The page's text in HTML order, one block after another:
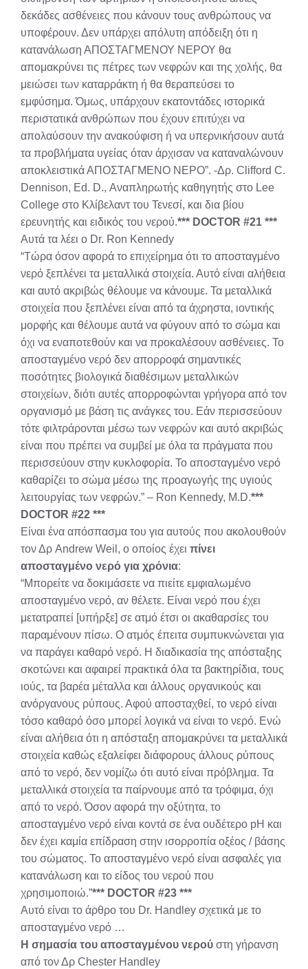
δεκάδες ασθένειες που κάνουν τους ανθρώπους να
υποφέρουν. Δεν υπάρχει απόλυτη απόδειξη ότι η
κατανάλωση ΑΠΟΣΤΑΓΜΕΝΟΥ ΝΕΡΟΥ θα
απομακρύνει τις πέτρες των νεφρών και της χολής, θα
μειώσει των καταρράκτη ή θα θεραπεύσει το
εμφύσημα. Όμως, υπάρχουν εκατοντάδες ιστορικά
περιστατικά ανθρώπων που έχουν επιτύχει να
απολαύσουν την ανακούφιση ή να υπερνικήσουν αυτά
τα προβλήματα υγείας όταν άρχισαν να καταναλώνουν
αποκλειστικά ΑΠΟΣΤΑΓΜΕΝΟ ΝΕΡΟ”. -Δρ. Clifford C.
Dennison, Ed. D., Αναπληρωτής καθηγητής στο Lee
College στο Κλίβελαντ του Τενεσί, και δια βίου
ερευνητής και ειδικός του νερού.*** DOCTOR #21 ***
Αυτά τα λέει ο Dr. Ron Kennedy
“Τώρα όσον αφορά το επιχείρημα ότι το αποσταγμένο
νερό ξεπλένει τα μεταλλικά στοιχεία. Αυτό είναι αλήθεια
και αυτό ακριβώς θέλουμε να κάνουμε. Τα μεταλλικά
στοιχεία που ξεπλένει είναι από τα άχρηστα, ιοντικής
μορφής και θέλουμε αυτά να φύγουν από το σώμα και
όχι να εναποτεθούν και να προκαλέσουν ασθένειες. Το
αποσταγμένο νερό δεν απορροφά σημαντικές
ποσότητες βιολογικά διαθέσιμων μεταλλικών
στοιχείων, διότι αυτές απορροφώνται γρήγορα από τον
οργανισμό με βάση τις ανάγκες του. Εάν περισσεύουν
τότε φιλτράρονται μέσω των νεφρών και αυτό ακριβώς
είναι που πρέπει να συμβεί με όλα τα πράγματα που
περισσεύουν στην κυκλοφορία. Το αποσταγμένο νερό
καθαρίζει το σώμα μέσω της προαγωγής της υγιούς
λειτουργίας των νεφρών.” – Ron Kennedy, M.D.***
DOCTOR #22 ***
Είναι ένα απόσπασμα του για αυτούς που ακολουθούν
τον Δρ Andrew Weil, ο οποίος έχει πίνει
αποσταγμένο νερό για χρόνια:
“Μπορείτε να δοκιμάσετε να πιείτε εμφιαλωμένο
αποσταγμένο νερό, αν θέλετε. Είναι νερό που έχει
μετατραπεί [υπήρξε] σε ατμό έτσι οι ακαθαρσίες του
παραμένουν πίσω. Ο ατμός έπειτα συμπυκνώνεται για
να παράγει καθαρό νερό. Η διαδικασία της απόσταξης
σκοτώνει και αφαιρεί πρακτικά όλα τα βακτηρίδια, τους
ιούς, τα βαρέα μέταλλα και άλλους οργανικούς και
ανόργανους ρύπους. Αφού αποσταχθεί, το νερό είναι
τόσο καθαρό όσο μπορεί λογικά να είναι το νερό. Ενώ
είναι αλήθεια ότι η απόσταξη απομακρύνει τα μεταλλικά
στοιχεία καθώς εξαλείφει διάφορους άλλους ρύπους
από το νερό, δεν νομίζω ότι αυτό είναι πρόβλημα. Τα
μεταλλικά στοιχεία τα παίρνουμε από τα τρόφιμα, όχι
από το νερό. Όσον αφορά την οξύτητα, το
αποσταγμένο νερό είναι κοντά σε ένα ουδέτερο pH και
δεν έχει καμία επίδραση στην ισορροπία οξέος / βάσης
του σώματος. Το αποσταγμένο νερό είναι ασφαλές για
κατανάλωση και το είδος του νερού που
χρησιμοποιώ.”*** DOCTOR #23 ***
Αυτό είναι το άρθρο του Dr. Handley σχετικά με το
αποσταγμένο νερό …
Η σημασία του αποσταγμένου νερού στη γήρανση
από τον Δρ Chester Handley